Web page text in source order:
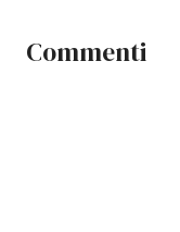
Commenti